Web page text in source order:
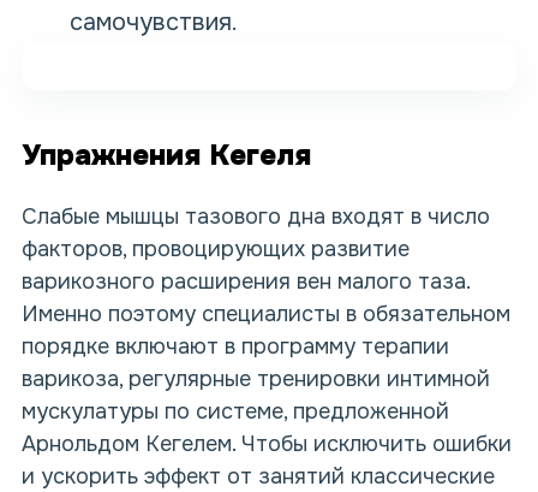
самочувствия.
Упражнения Кегеля
Слабые мышцы тазового дна входят в число
факторов, провоцирующих развитие
варикозного расширения вен малого таза.
Именно поэтому специалисты в обязательном
порядке включают в программу терапии
варикоза, регулярные тренировки интимной
мускулатуры по системе, предложенной
Арнольдом Кегелем. Чтобы исключить ошибки
и ускорить эффект от занятий классические